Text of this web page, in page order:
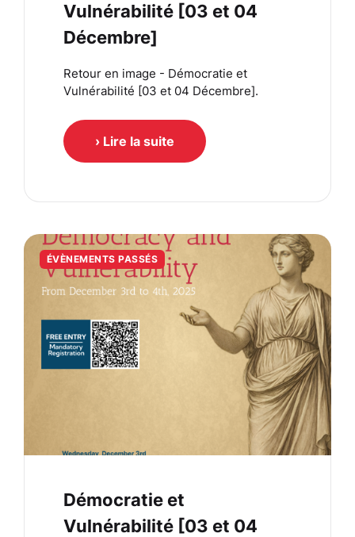
Vulnérabilité [03 et 04
Décembre]
Retour en image - Démocratie et
Vulnérabilité [03 et 04 Décembre].
› Lire la suite
ÉVÈNEMENTS PASSÉS
Démocratie et
Vulnérabilité [03 et 04